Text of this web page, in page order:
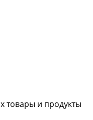
товары и продукты